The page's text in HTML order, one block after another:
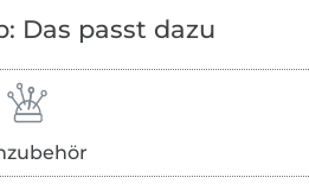
Das passt dazu